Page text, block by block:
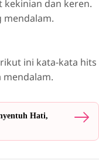
kekinian dan keren.
mendalam.
ini kata-kata hits
Hati,